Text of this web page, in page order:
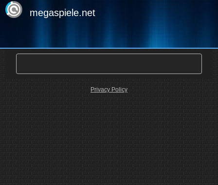
megaspiele.net
Privacy Policy